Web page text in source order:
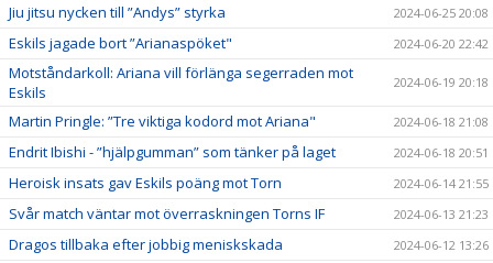
Jiu jitsu nycken till ”Andys” styrka 2024-06-25 20:08
Eskils jagade bort ”Arianaspöket" 2024-06-20 22:42
Motståndarkoll: Ariana vill förlänga segerraden mot
Eskils
2024-06-19 20:18
Martin Pringle: ”Tre viktiga kodord mot Ariana" 2024-06-18 21:08
Endrit Ibishi - ”hjälpgumman” som tänker på laget 2024-06-18 20:51
Heroisk insats gav Eskils poäng mot Torn 2024-06-14 21:55
Svår match väntar mot överraskningen Torns IF 2024-06-13 21:23
Dragos tillbaka efter jobbig meniskskada 2024-06-12 13:26